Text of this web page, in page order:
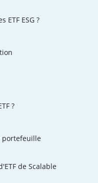
ETF ESG ?
?
portefeuille
de Scalable